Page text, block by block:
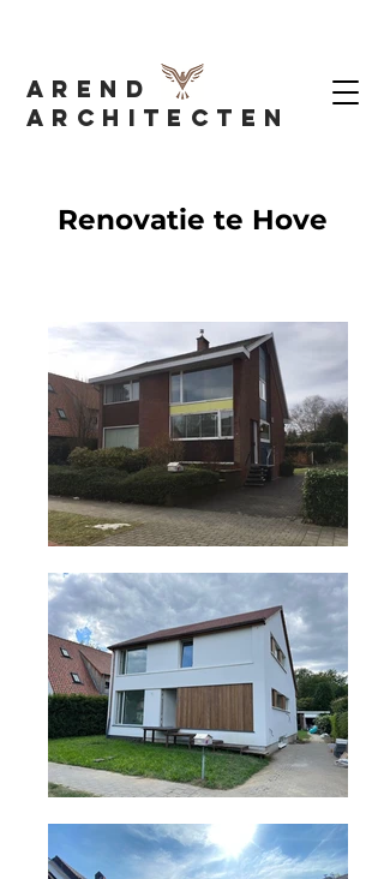
AREND
Architecten
Renovatie te Hove